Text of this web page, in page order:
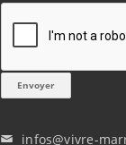
✉ infos@vivre-